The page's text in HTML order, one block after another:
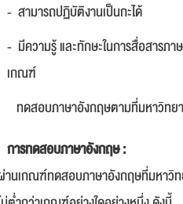
- สามารถปฏิบัติงานเป็นกะได้
- มีความรู้ และทักษะในการสื่อสารภ
เกณฑ์
ทดสอบภาษาอังกฤษตามที่มหาวิท
การทดสอบภาษาอังกฤษ :
านเกณฑ์ทดสอบภาษาอังกฤษที่มหาวิ